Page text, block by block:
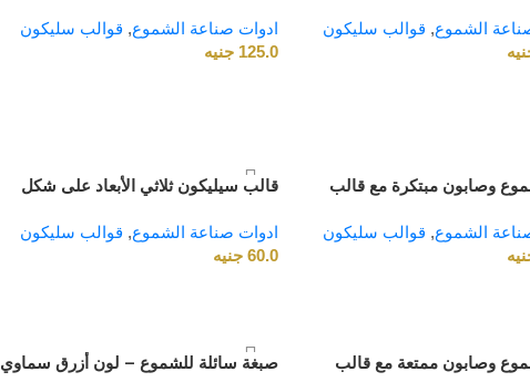
الشموع, قوالب سليكون
Shape. Durable & Flexible DIY Mold
for Candle Making & Soap
ادوات صناعة الشموع, قوالب سليكون
125.0 جنيه
وصابون مبتكرة مع قالب
لتزيين الهدايا والمشاريع
الشموع, قوالب سليكون
قالب سيليكون ثلاثي الأبعاد على شكل
سعة 40 جرام، الحجم 3×4 سم، قابل
لإعادة الاستخدام، غير لاصق
ادوات صناعة الشموع, قوالب سليكون
60.0 جنيه
وصابون ممتعة مع قالب
صبغة سائلة للشموع – لون أزرق سماوي